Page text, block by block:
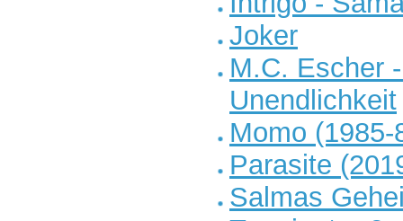
Joker
M.C. Escher
Unendlichkeit
Momo (1985-
Parasite
Salmas